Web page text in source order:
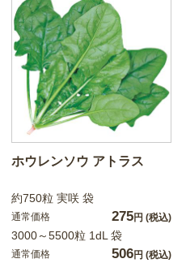
ホウレンソウ アトラス
約750粒 実咲 袋
通常価格 275円 (税込)
3000～5500粒 1dL 袋
通常価格 506円 (税込)